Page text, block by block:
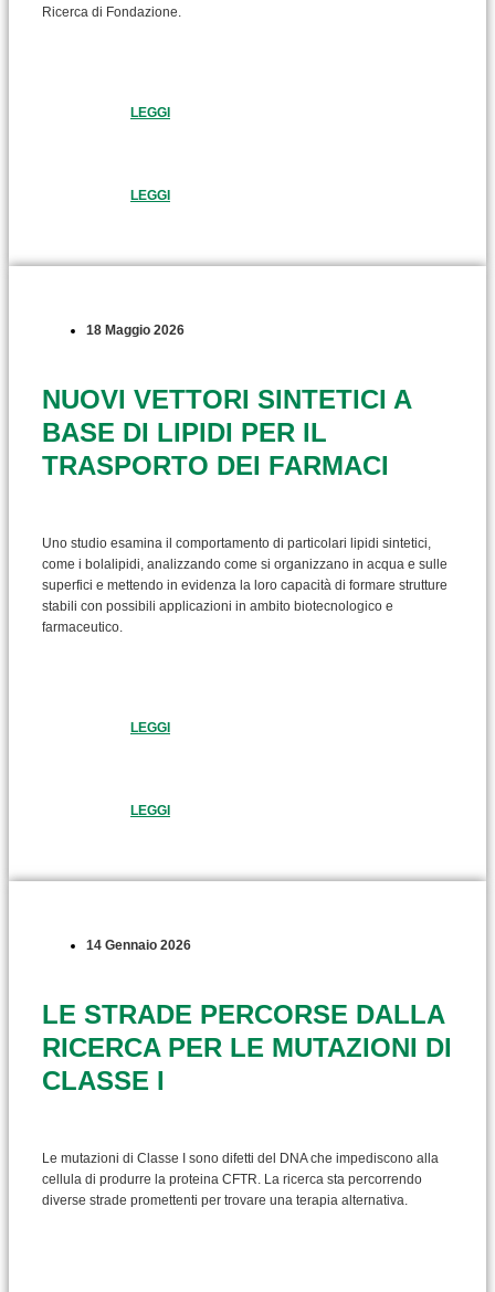
Ricerca di Fondazione.
LEGGI
LEGGI
18 Maggio 2026
NUOVI VETTORI SINTETICI A
BASE DI LIPIDI PER IL
TRASPORTO DEI FARMACI
Uno studio esamina il comportamento di particolari lipidi sintetici,
come i bolalipidi, analizzando come si organizzano in acqua e sulle
superfici e mettendo in evidenza la loro capacità di formare strutture
stabili con possibili applicazioni in ambito biotecnologico e
farmaceutico.
LEGGI
LEGGI
14 Gennaio 2026
LE STRADE PERCORSE DALLA
RICERCA PER LE MUTAZIONI DI
CLASSE I
Le mutazioni di Classe I sono difetti del DNA che impediscono alla
cellula di produrre la proteina CFTR. La ricerca sta percorrendo
diverse strade promettenti per trovare una terapia alternativa.